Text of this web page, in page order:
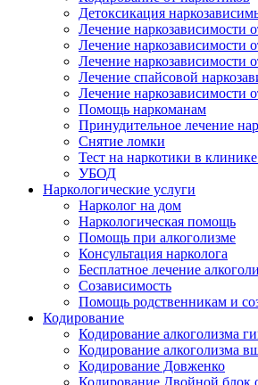
Детоксикация
Лечение наркозависимости
Лечение наркозависимости
Лечение наркозависимости
Лечение спайсовой
Лечение наркозависимости
Помощь наркоманам
Принудительное лечение
Снятие ломки
Тест на наркотики в
УБОД
Наркологические услуги
Нарколог на дом
Наркологическая помощь
Помощь при алкоголизме
Консультация нарколога
Бесплатное лечение
Созависимость
Помощь родственникам и
Кодирование
Кодирование алкоголизма
Кодирование алкоголизма
Кодирование Довженко
Кодирование Двойной блок